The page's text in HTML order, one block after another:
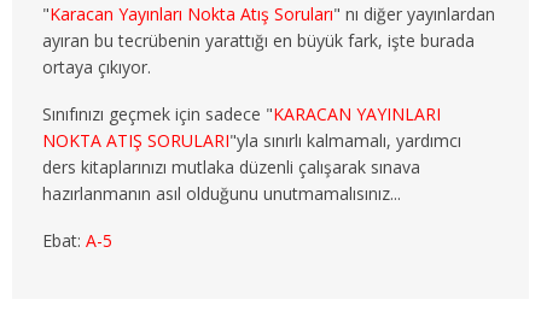
3. SINIF 6. YARIYIL ÇEKO
4. SINIF 7. YARIYIL ÇEKO
4. SINIF 8. YARIYIL ÇEKO
ULUSLARARASI İLİŞKİLER
1. SINIF 1. YARIYIL ULUSLARARASI İLŞ
"Karacan Yayınları Nokta Atış Soruları" nı diğer yayınlardan
ayıran bu tecrübenin yarattığı en büyük fark, işte burada
ortaya çıkıyor.
Sınıfınızı geçmek için sadece "KARACAN YAYINLARI
NOKTA ATIŞ SORULARI"yla sınırlı kalmamalı, yardımcı
ders kitaplarınızı mutlaka düzenli çalışarak sınava
hazırlanmanın asıl olduğunu unutmamalısınız...
Ebat: A-5